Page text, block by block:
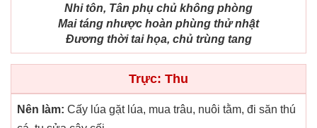
Nhi tôn, Tân phụ chủ không phòng
Mai táng nhược hoàn phùng thử nhật
Đương thời tai họa, chủ trùng tang
Trực: Thu
Nên làm: Cấy lúa gặt lúa, mua trâu, nuôi tằm, đi săn thú